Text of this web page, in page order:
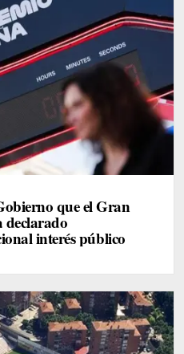
que el Gran
declarado
interés público